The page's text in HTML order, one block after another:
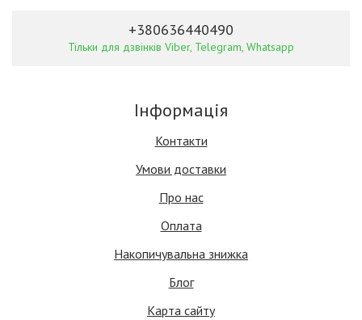
+380636440490
Тільки для дзвінків Viber, Telegram, Whatsapp
Інформація
Контакти
Умови доставки
Про нас
Оплата
Накопичувальна знижка
Блог
Карта сайту